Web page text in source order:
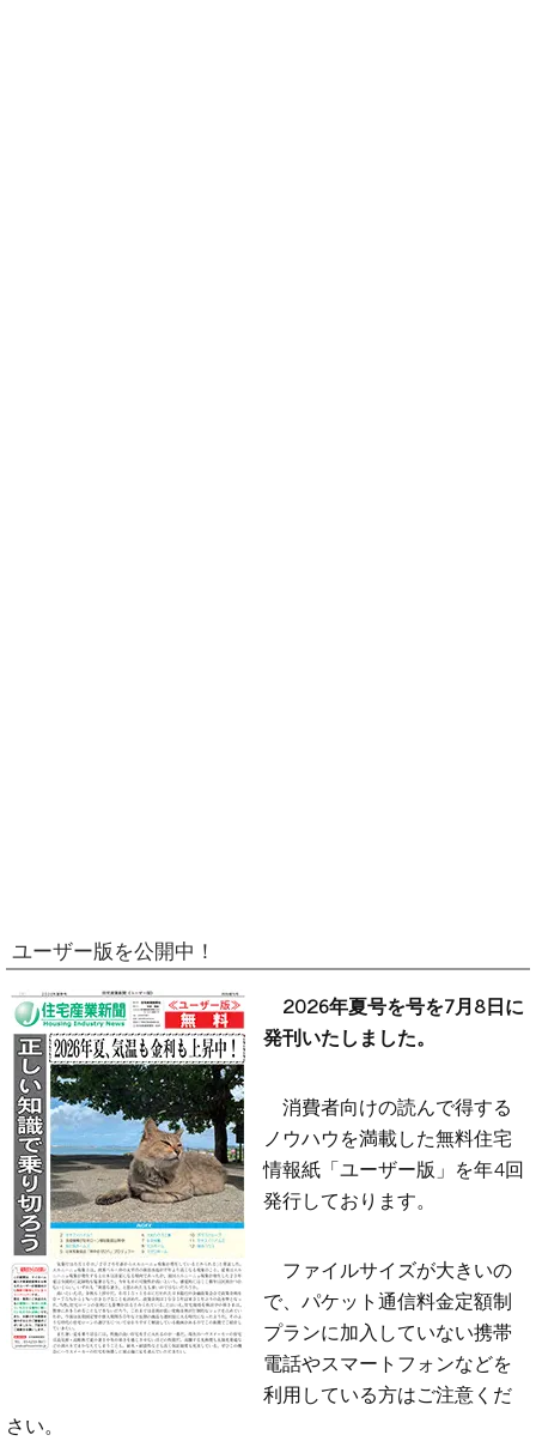
ユーザー版を公開中！
2026年夏号を号を7月8日に
発刊いたしました。
消費者向けの読んで得する
ノウハウを満載した無料住宅
情報紙「ユーザー版」を年4回
発行しております。
ファイルサイズが大きいの
で、パケット通信料金定額制
プランに加入していない携帯
電話やスマートフォンなどを
利用している方はご注意くだ
さい。